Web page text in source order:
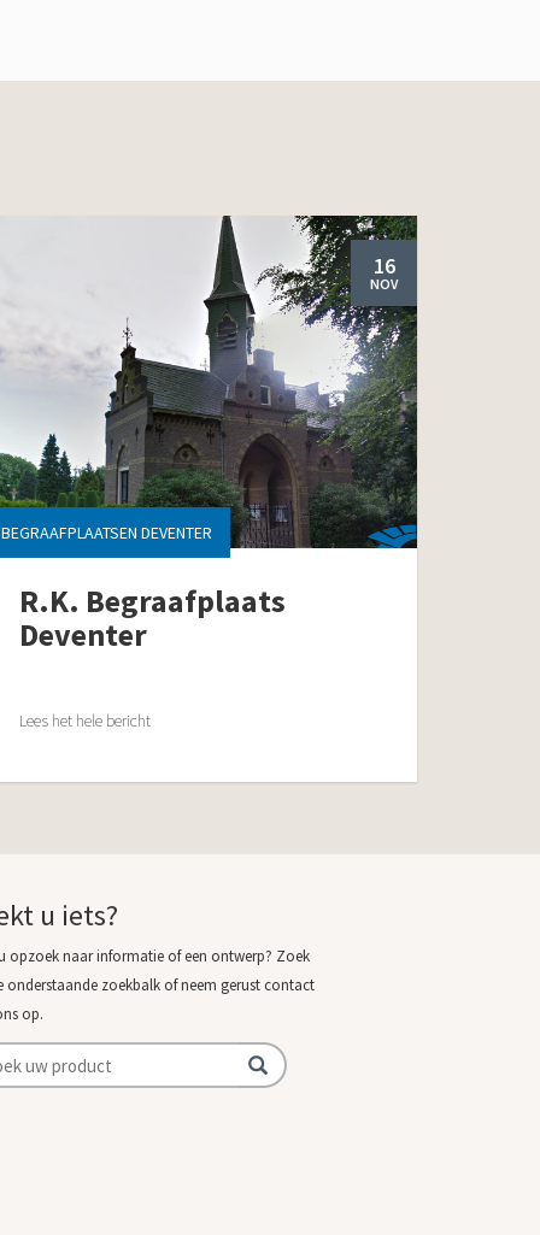
16
NOV
BEGRAAFPLAATSEN DEVENTER
R.K. Begraafplaats
Deventer
Lees het hele bericht
u iets?
opzoek naar informatie of een ontwerp? Zoek
onderstaande zoekbalk of neem gerust contact
op.